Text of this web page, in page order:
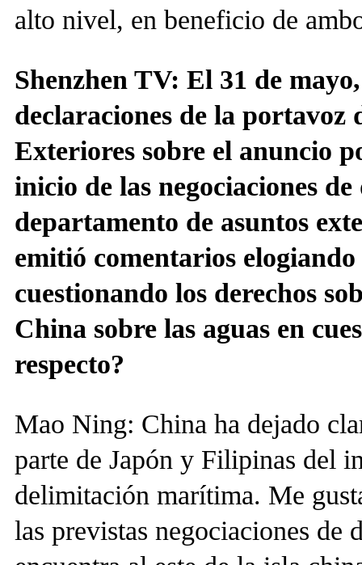
alto nivel, en beneficio de
Shenzhen TV: El 31 de
declaraciones de la portavoz
Exteriores sobre el anuncio
inicio de las negociaciones
departamento de asuntos
emitió comentarios
cuestionando los derechos
China sobre las aguas en
respecto?
Mao Ning: China ha dejado
parte de Japón y Filipinas del
delimitación marítima. Me
las previstas negociaciones